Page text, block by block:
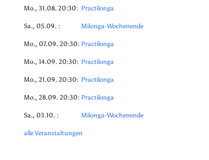
Mo., 31.08. 20:30: Practilonga
Sa., 05.09. : Milonga-Wochenende
Mo., 07.09. 20:30: Practilonga
Mo., 14.09. 20:30: Practilonga
Mo., 21.09. 20:30: Practilonga
Mo., 28.09. 20:30: Practilonga
Sa., 03.10. : Milonga-Wochenende
alle Veranstaltungen